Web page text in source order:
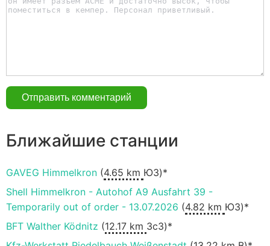
Ближайшие станции
GAVEG Himmelkron (4.65 km ЮЗ)*
Shell Himmelkron - Autohof A9 Ausfahrt 39 -
Temporarily out of order - 13.07.2026 (4.82 km ЮЗ)*
BFT Walther Ködnitz (12.17 km ЗсЗ)*